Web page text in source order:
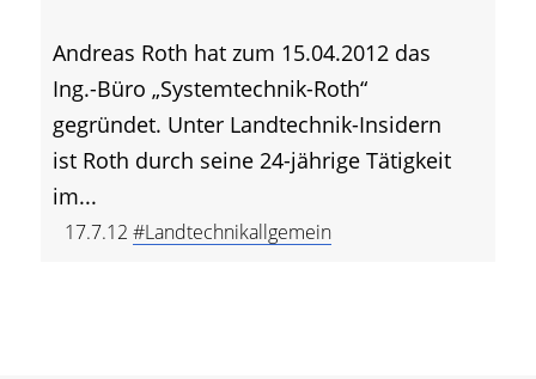
Andreas Roth hat zum 15.04.2012 das
Ing.-Büro „Systemtechnik-Roth“
gegründet. Unter Landtechnik-Insidern
ist Roth durch seine 24-jährige Tätigkeit
im...
17.7.12 #Landtechnikallgemein